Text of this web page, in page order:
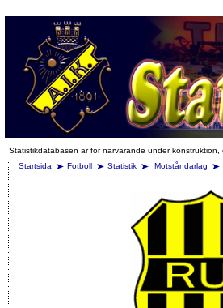
Statistikdatabasen är för närvarande under
Startsida
Fotboll Statistik Motståndarlag